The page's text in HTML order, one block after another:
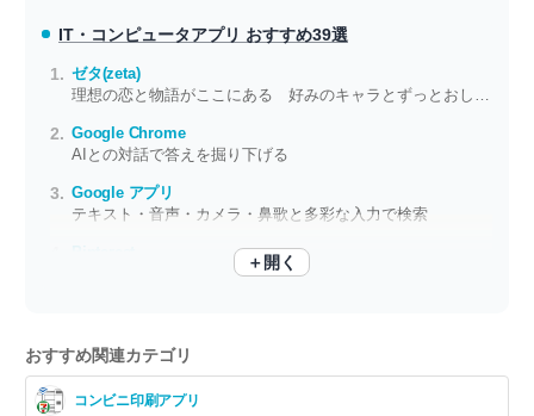
IT・コンピュータアプリ おすすめ39選
ゼタ(zeta)
理想の恋と物語がここにある 好みのキャラとずっとおしゃべりできるアプリ
Google Chrome
AIとの対話で答えを掘り下げる
Google アプリ
テキスト・音声・カメラ・鼻歌と多彩な入力で検索
長押しでサッと保存、ボードでテーマ別に整理
＋開く
おすすめ関連カテゴリ
コンビニ印刷アプリ